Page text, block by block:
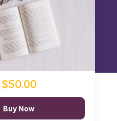
$50.00
Buy Now